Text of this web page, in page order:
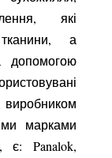
які
а
допомогою
виробником
марками
є: Panalok,